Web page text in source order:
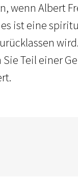
wenn Albert
ist eine
Teil einer